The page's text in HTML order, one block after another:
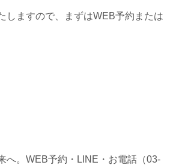
しますので、まずはWEB予約または
へ。WEB予約・LINE・お電話（03-